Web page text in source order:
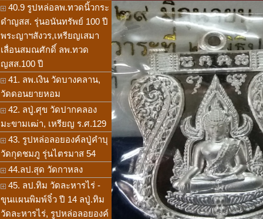
40.9 รูปหล่อลพ.ทวดนิ้วกระ
ดำญสส. รุ่นอนันทรัพย์ 100 ปี
พระญาฯสังวร,เหรียญเสมา
เลื่อนสมณศักดิ์ ลพ.ทวด
ญสส.100 ปี
41. ลพ.เงิน วัดบางคลาน,
วัดดอนยายหอม
42. ลปู่.ศุข วัดปากคลอง
มะขามเฒ่า, เหรียญ ร.ศ.129
43. รูปหล่อลอยองค์ลปู่คำบุ
วัดกุดชมภู รุ่นไตรมาส 54
44.ลป.สุด วัดกาหลง
45. ลป.ทิม วัดละหารไร่ -
ขุนแผนพิมพ์จิ๋ว ปี 14 ลปู่.ทิม
วัดละหารไร่, รูปหล่อลอยองค์